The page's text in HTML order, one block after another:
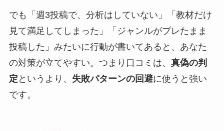
でも「週3投稿で、分析はしていない」「教材だけ
見て満足してしまった」「ジャンルがブレたまま
投稿した」みたいに行動が書いてあると、あなた
の対策が立てやすい。つまり口コミは、 真偽の判
定 というより、 失敗パターンの回避に使うと強い
です。